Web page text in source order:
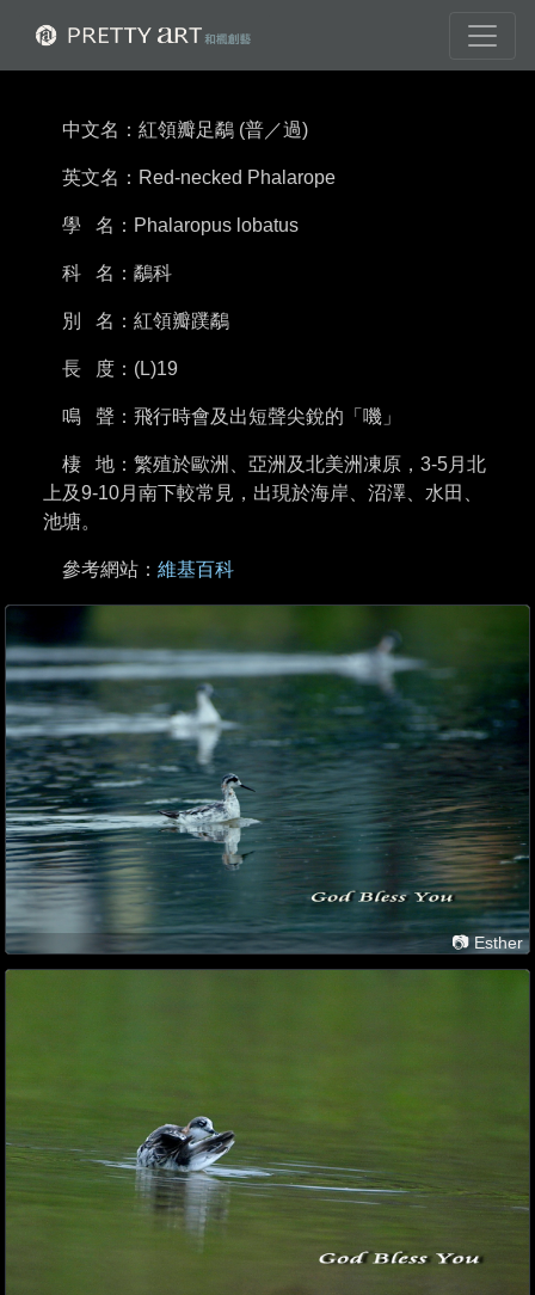
中文名：紅領瓣足鷸 (普／過)
英文名：Red-necked Phalarope
學 名：Phalaropus lobatus
科 名：鷸科
別 名：紅領瓣蹼鷸
長 度：(L)19
鳴 聲：飛行時會及出短聲尖銳的「嘰」
棲 地：繁殖於歐洲、亞洲及北美洲凍原，3-5月北
上及9-10月南下較常見，出現於海岸、沼澤、水田、
池塘。
參考網站：維基百科
📷 Esther